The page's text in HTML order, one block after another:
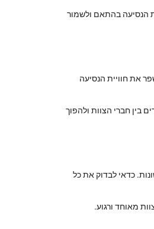
הנסיעה בהתאם ולשמור
את חוויית הנסיעה
בין חברי הצוות ולהפוך
כדאי לבדוק את כל
מאוחד ורגוע.